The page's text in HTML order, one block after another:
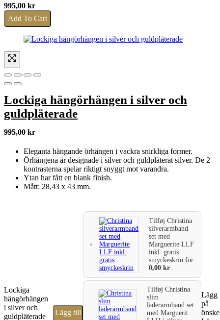
995,00 kr
Add To Cart
Lockiga hängörhängen i silver och
guldpläterade
995,00 kr
Eleganta hängande örhängen i vackra snirkliga former.
Örhängena är designade i silver och guldpläterat silver. De 2
kontrasterna spelar riktigt snyggt mot varandra.
Ytan har fått en blank finish.
Mått: 28,43 x 43 mm.
Lockiga
hängörhängen
i silver och
guldpläterade
Lägg till
TilføjChristina
silverarmband
set med
Marguerite LLF
inkl. gratis
smyckeskrinfor
0,00kr
TilføjChristina
slim
läderarmband set
med Marguerit
Lägg
på